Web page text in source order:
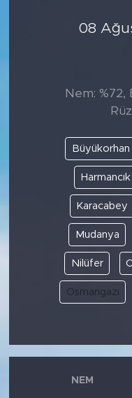
08
Nem: %72,
Büyükorhan
Harmancık
Karacabey
Mudanya
Nilüfer
Osmangazi
NEM
Sektör